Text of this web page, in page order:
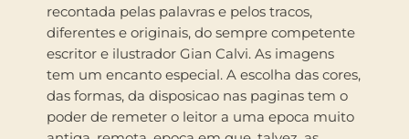
recontada pelas palavras e pelos tracos,
diferentes e originais, do sempre competente
escritor e ilustrador Gian Calvi. As imagens
tem um encanto especial. A escolha das cores,
das formas, da disposicao nas paginas tem o
poder de remeter o leitor a uma epoca muito